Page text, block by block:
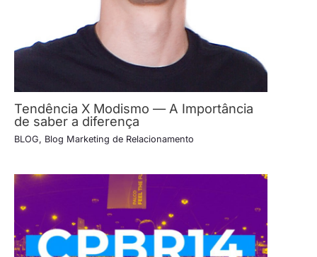
Tendência X Modismo — A Importância
de saber a diferença
BLOG, Blog Marketing de Relacionamento